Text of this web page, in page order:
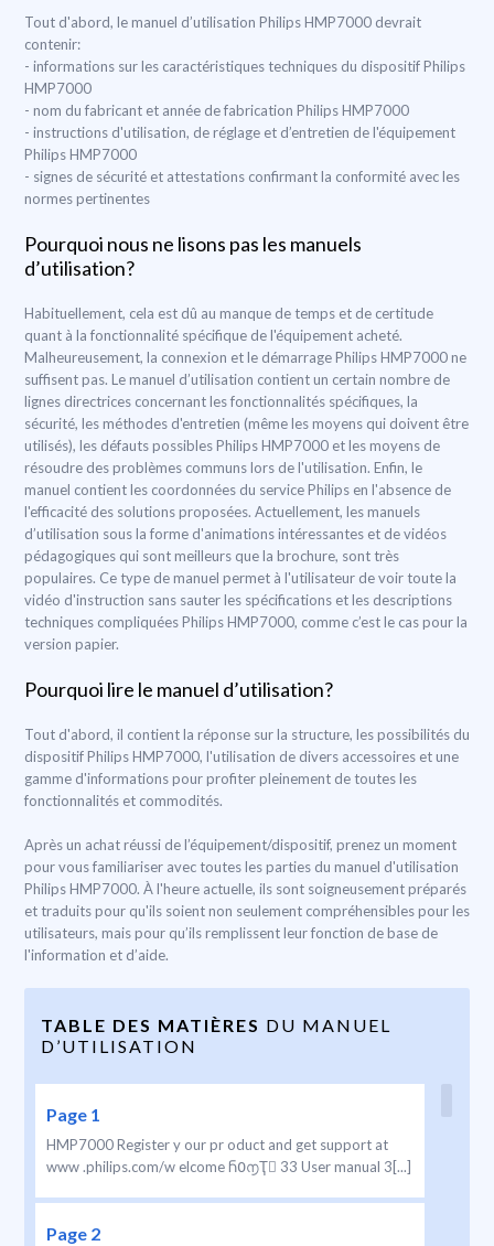
Tout d'abord, le manuel d’utilisation Philips HMP7000 devrait
contenir:
- informations sur les caractéristiques techniques du dispositif Philips
HMP7000
- nom du fabricant et année de fabrication Philips HMP7000
- instructions d'utilisation, de réglage et d’entretien de l'équipement
Philips HMP7000
- signes de sécurité et attestations confirmant la conformité avec les
normes pertinentes
Pourquoi nous ne lisons pas les manuels
d’utilisation?
Habituellement, cela est dû au manque de temps et de certitude
quant à la fonctionnalité spécifique de l'équipement acheté.
Malheureusement, la connexion et le démarrage Philips HMP7000 ne
suffisent pas. Le manuel d’utilisation contient un certain nombre de
lignes directrices concernant les fonctionnalités spécifiques, la
sécurité, les méthodes d'entretien (même les moyens qui doivent être
utilisés), les défauts possibles Philips HMP7000 et les moyens de
résoudre des problèmes communs lors de l'utilisation. Enfin, le
manuel contient les coordonnées du service Philips en l'absence de
l'efficacité des solutions proposées. Actuellement, les manuels
d’utilisation sous la forme d'animations intéressantes et de vidéos
pédagogiques qui sont meilleurs que la brochure, sont très
populaires. Ce type de manuel permet à l'utilisateur de voir toute la
vidéo d'instruction sans sauter les spécifications et les descriptions
techniques compliquées Philips HMP7000, comme c’est le cas pour la
version papier.
Pourquoi lire le manuel d’utilisation?
Tout d'abord, il contient la réponse sur la structure, les possibilités du
dispositif Philips HMP7000, l'utilisation de divers accessoires et une
gamme d'informations pour profiter pleinement de toutes les
fonctionnalités et commodités.
Après un achat réussi de l’équipement/dispositif, prenez un moment
pour vous familiariser avec toutes les parties du manuel d'utilisation
Philips HMP7000. À l'heure actuelle, ils sont soigneusement préparés
et traduits pour qu'ils soient non seulement compréhensibles pour les
utilisateurs, mais pour qu’ils remplissent leur fonction de base de
l'information et d’aide.
TABLE DES MATIÈRES DU MANUEL
D’UTILISATION
Page 1
HMP7000 Register y our pr oduct and get support at
www .philips.com/w elcome Ⴌ߀൱Ҭ 33 User manual 3[...]
Page 2